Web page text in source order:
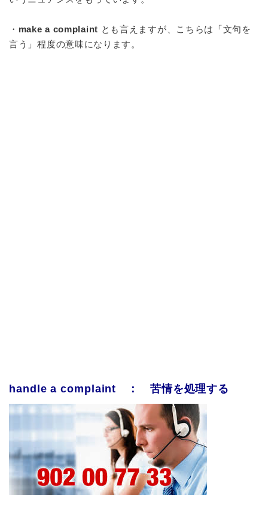
・ make a complaint とも言えますが、こちらは「文句を
言う」程度の意味になります。
handle a complaint ： 苦情を処理する